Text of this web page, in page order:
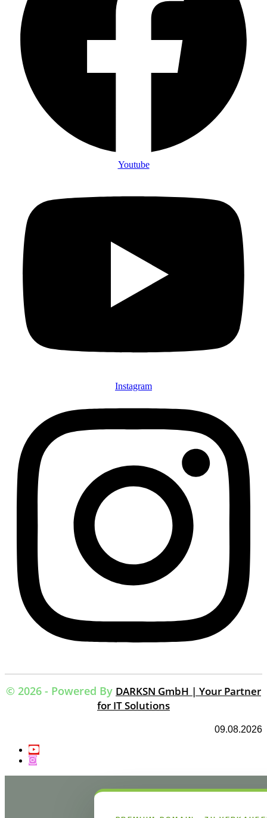
Youtube
Instagram
© 2026 - Powered By DARKSN GmbH | Your Partner
for IT Solutions
09.08.2026